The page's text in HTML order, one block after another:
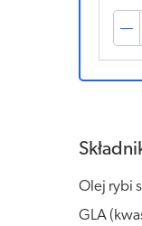
Olej rybi
GLA